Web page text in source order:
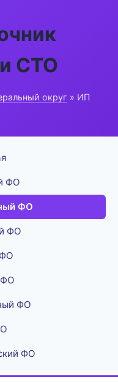
СТО
округ » ИП
ФО
ФО
ФО
ФО
ФО
ФО